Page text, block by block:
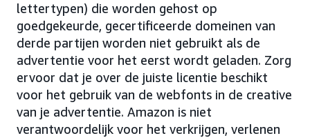
lettertypen) die worden gehost op
goedgekeurde, gecertificeerde domeinen van
derde partijen worden niet gebruikt als de
advertentie voor het eerst wordt geladen. Zorg
ervoor dat je over de juiste licentie beschikt
voor het gebruik van de webfonts in de creative
van je advertentie. Amazon is niet
verantwoordelijk voor het verkrijgen, verlenen